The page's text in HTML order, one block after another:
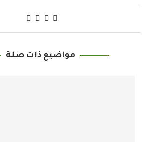
مواضيع ذات صلة